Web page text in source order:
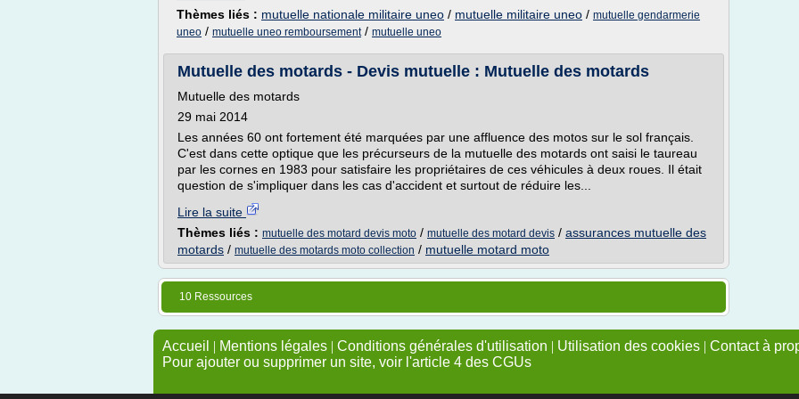
Thèmes liés : mutuelle nationale militaire uneo / mutuelle militaire uneo / mutuelle gendarmerie
uneo / mutuelle uneo remboursement/ mutuelle uneo
Mutuelle des motards - Devis mutuelle : Mutuelle des motards
Mutuelle des motards
29 mai 2014
Les années 60 ont fortement été marquées par une affluence des motos sur le sol français.
C'est dans cette optique que les précurseurs de la mutuelle des motards ont saisi le taureau
par les cornes en 1983 pour satisfaire les propriétaires de ces véhicules à deux roues. Il était
question de s'impliquer dans les cas d'accident et surtout de réduire les...
Lire la suite
Thèmes liés : mutuelle des motard devis moto / mutuelle des motard devis / assurances mutuelle des
motards / mutuelle des motards moto collection / mutuelle motard moto
10 Ressources
Accueil | Mentions légales | Conditions générales d'utilisation | Utilisation des cookies | Contact à
Pour ajouter ou supprimer un site, voir l'article 4 des CGUs